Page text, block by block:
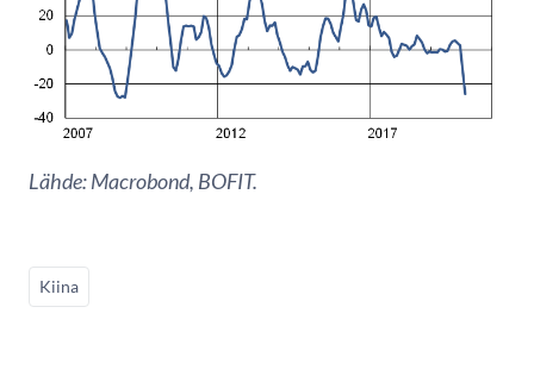
Lähde: Macrobond, BOFIT.
Kiina